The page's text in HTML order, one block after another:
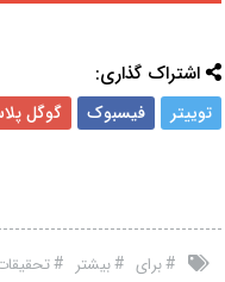
اشتراک گذاری:
توییتر فیسبوک گوگل
#برای #بیشتر #